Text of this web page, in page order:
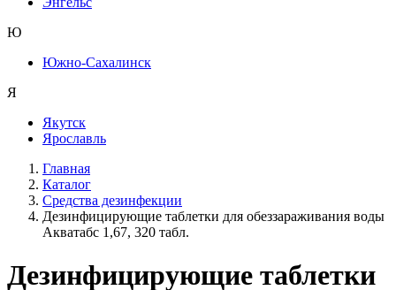
Ю
Южно-Сахалинск
Я
Якутск
Ярославль
Главная
Каталог
Средства дезинфекции
Дезинфицирующие таблетки для обеззараживания воды
Акватабс 1,67, 320 табл.
Дезинфицирующие таблетки